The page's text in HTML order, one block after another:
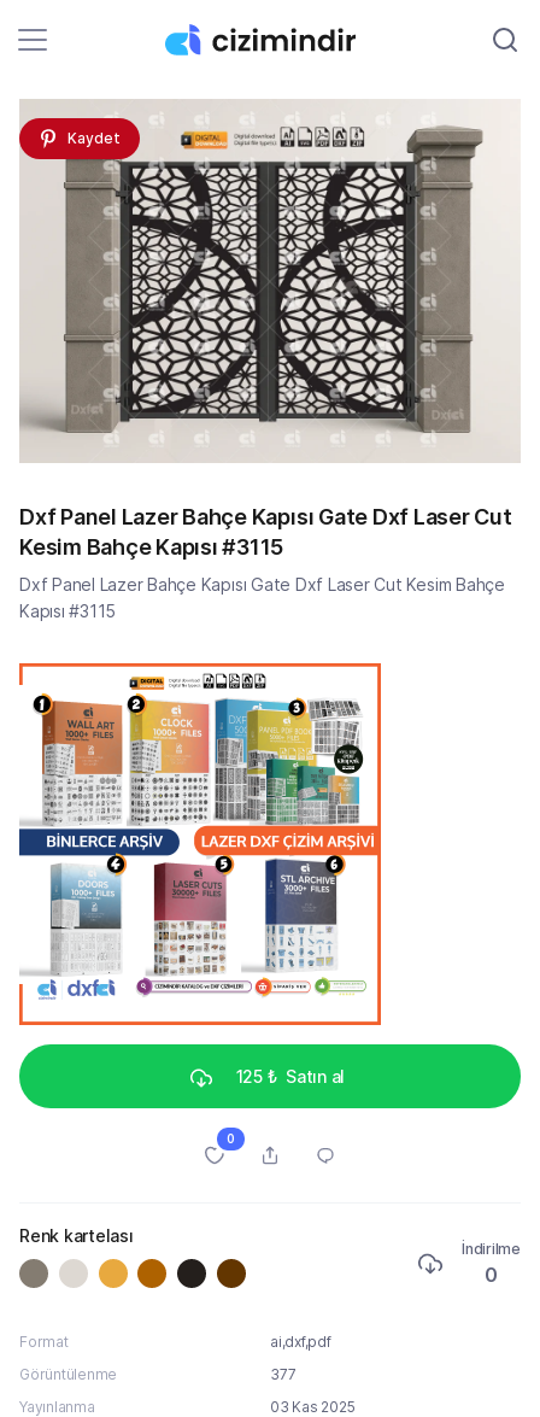
Kaydet
Dxf Panel Lazer Bahçe Kapısı Gate Dxf Laser Cut
Kesim Bahçe Kapısı #3115
Dxf Panel Lazer Bahçe Kapısı Gate Dxf Laser Cut Kesim Bahçe
Kapısı #3115
125 ₺ Satın al
0
Renk kartelası
İndirilme
0
Format
ai,dxf,pdf
Görüntülenme
377
Yayınlanma
03 Kas 2025